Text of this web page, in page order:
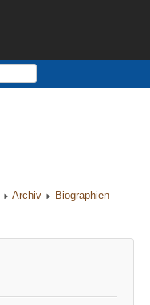
Archiv
Biographien